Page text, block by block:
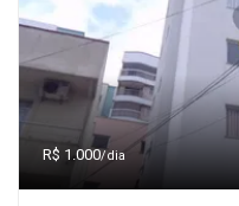
R$ 1.000/dia